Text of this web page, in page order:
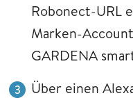
Robonect-URL
Marken-
GARDENA
Über einen